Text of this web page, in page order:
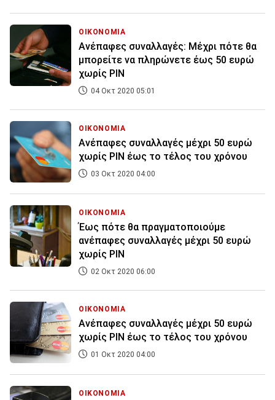
ΟΙΚΟΝΟΜΙΑ
Ανέπαφες συναλλαγές: Μέχρι πότε θα
μπορείτε να πληρώνετε έως 50 ευρώ
χωρίς PIN
04 Οκτ 2020 05:01
ΟΙΚΟΝΟΜΙΑ
Ανέπαφες συναλλαγές μέχρι 50 ευρώ
χωρίς PIN έως το τέλος του χρόνου
03 Οκτ 2020 04:00
ΟΙΚΟΝΟΜΙΑ
Έως πότε θα πραγματοποιούμε
ανέπαφες συναλλαγές μέχρι 50 ευρώ
χωρίς PIN
02 Οκτ 2020 06:00
ΟΙΚΟΝΟΜΙΑ
Ανέπαφες συναλλαγές μέχρι 50 ευρώ
χωρίς PIN έως το τέλος του χρόνου
01 Οκτ 2020 04:00
ΟΙΚΟΝΟΜΙΑ